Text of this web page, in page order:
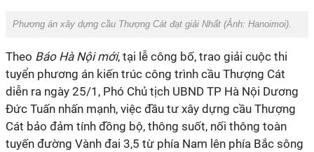
Phương án xây dựng cầu Thượng Cát đạt giải Nhất (Ảnh: Hanoimoi).
Theo Báo Hà Nội mới, tại lễ công bố, trao giải cuộc thi
tuyển phương án kiến trúc công trình cầu Thượng Cát
diễn ra ngày 25/1, Phó Chủ tịch UBND TP Hà Nội Dương
Đức Tuấn nhấn mạnh, việc đầu tư xây dựng cầu Thượng
Cát bảo đảm tính đồng bộ, thông suốt, nối thông toàn
tuyến đường Vành đai 3,5 từ phía Nam lên phía Bắc sông